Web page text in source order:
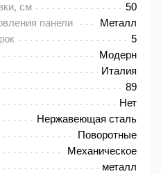
см
50
панели
Металл
5
Модерн
Италия
89
Нет
Нержавеющая сталь
Поворотные
Механическое
металл